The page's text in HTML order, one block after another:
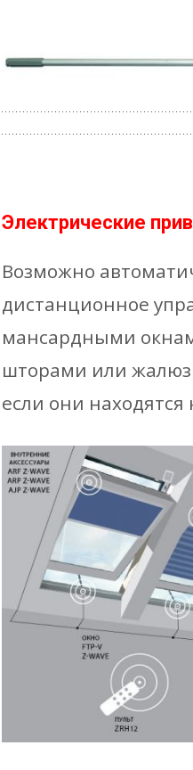
Электрические
Возможно
дистанционное
мансардными
шторами или
если они